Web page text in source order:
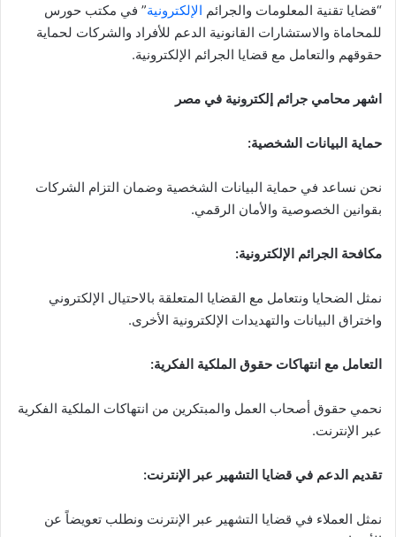
“قضايا تقنية المعلومات والجرائم الإلكترونية” في مكتب حورس
للمحاماة والاستشارات القانونية الدعم للأفراد والشركات لحماية
حقوقهم والتعامل مع قضايا الجرائم الإلكترونية.
اشهر محامي جرائم إلكترونية في مصر
حماية البيانات الشخصية:
نحن نساعد في حماية البيانات الشخصية وضمان التزام الشركات
بقوانين الخصوصية والأمان الرقمي.
مكافحة الجرائم الإلكترونية:
نمثل الضحايا ونتعامل مع القضايا المتعلقة بالاحتيال الإلكتروني
واختراق البيانات والتهديدات الإلكترونية الأخرى.
التعامل مع انتهاكات حقوق الملكية الفكرية:
نحمي حقوق أصحاب العمل والمبتكرين من انتهاكات الملكية الفكرية
عبر الإنترنت.
تقديم الدعم في قضايا التشهير عبر الإنترنت:
نمثل العملاء في قضايا التشهير عبر الإنترنت ونطلب تعويضاً عن